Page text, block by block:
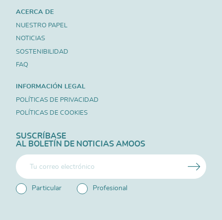
ACERCA DE
NUESTRO PAPEL
NOTICIAS
SOSTENIBILIDAD
FAQ
INFORMACIÓN LEGAL
POLÍTICAS DE PRIVACIDAD
POLÍTICAS DE COOKIES
SUSCRÍBASE
AL BOLETÍN DE NOTICIAS AMOOS
Particular Profesional